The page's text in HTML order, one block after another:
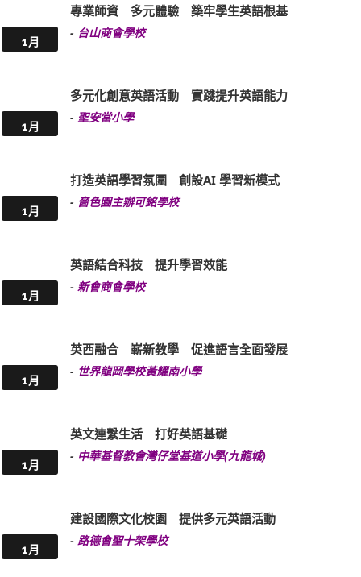
1月
專業師資 多元體驗 築牢學生英語根基
- 台山商會學校
1月
多元化創意英語活動 實踐提升英語能力
- 聖安當小學
1月
打造英語學習氛圍 創設AI 學習新模式
- 嗇色園主辦可銘學校
1月
英語結合科技 提升學習效能
- 新會商會學校
1月
英西融合 嶄新教學 促進語言全面發展
- 世界龍岡學校黃耀南小學
1月
英文連繫生活 打好英語基礎
- 中華基督教會灣仔堂基道小學(九龍城)
1月
建設國際文化校園 提供多元英語活動
- 路德會聖十架學校